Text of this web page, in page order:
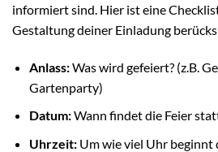
informiert sind. Hier ist eine
Gestaltung deiner Einladung
Anlass:Was wird gefeiert? (z.B.
Gartenparty)
Datum:Wann findet die Feier
Uhrzeit:Um wie viel Uhr beginnt